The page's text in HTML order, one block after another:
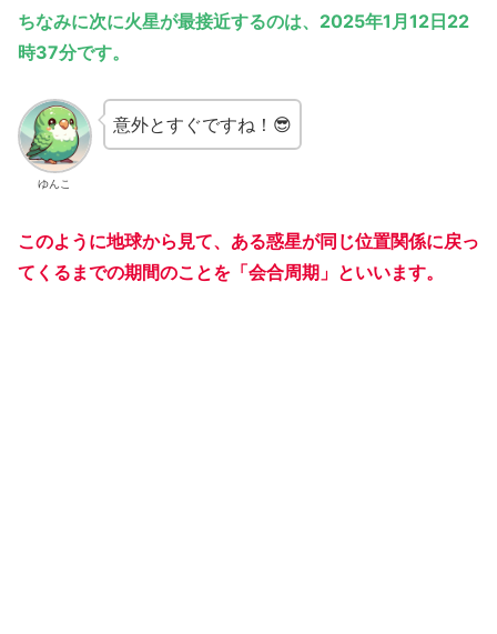
ちなみに次に火星が最接近するのは、2025年1月12日22
時37分です。
ゆんこ
意外とすぐですね！😎
このように地球から見て、ある惑星が同じ位置関係に戻っ
てくるまでの期間のことを「会合周期」といいます。